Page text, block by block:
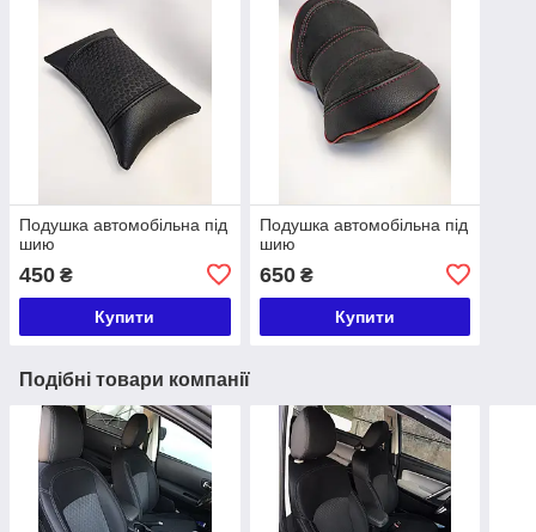
Подушка автомобільна під
шию
450 ₴
Купити
Подушка автомобільна під
шию
650₴
Купити
Подібні товари компанії